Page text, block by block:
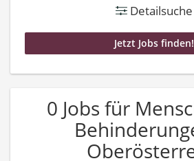
Detailsuche
0 Jobs für